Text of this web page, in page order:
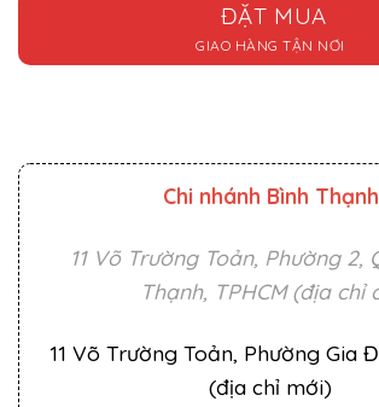
ĐẶT MUA
GIAO HÀNG TẬN NƠI
Chi nhánh Bình Thạnh
11 Võ Trường Toản, Phường 2,
Thạnh, TPHCM (địa chỉ
11 Võ Trường Toản, Phường Gia
(địa chỉ mới)